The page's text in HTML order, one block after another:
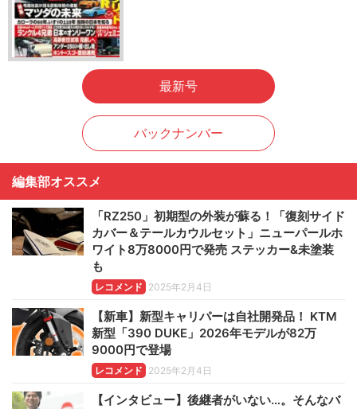
最新号
バックナンバー
編集部オススメ
「RZ250」初期型の外装が蘇る！「復刻サイド
カバー＆テールカウルセット」ニューパールホ
ワイト8万8000円で発売 ステッカー&未塗装
も
レコメンド 2025年2月4日
【新車】新型キャリパーは自社開発品！ KTM
新型「390 DUKE」2026年モデルが82万
9000円で登場
レコメンド 2025年2月4日
【インタビュー】後継者がいない…。そんなバ